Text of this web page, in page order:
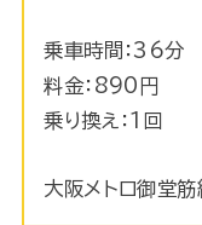
乗車時間：36分
料金：890円
乗り換え：1回
大阪メトロ御堂